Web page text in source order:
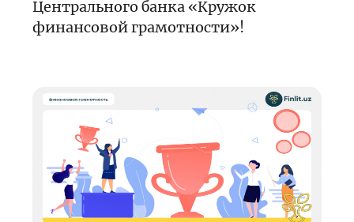
Центрального банка «Кружок
финансовой грамотности»!